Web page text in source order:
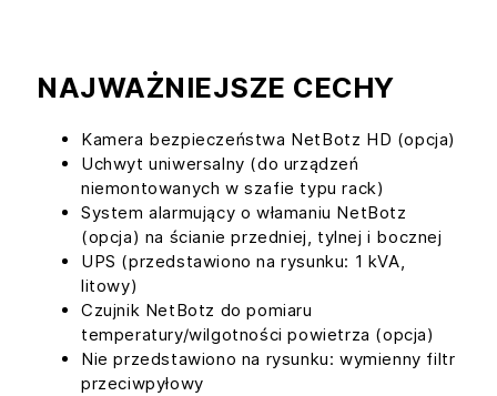
NAJWAŻNIEJSZE CECHY
Kamera bezpieczeństwa NetBotz HD (opcja)
Uchwyt uniwersalny (do urządzeń
niemontowanych w szafie typu rack)
System alarmujący o włamaniu NetBotz
(opcja) na ścianie przedniej, tylnej i bocznej
UPS (przedstawiono na rysunku: 1 kVA,
litowy)
Czujnik NetBotz do pomiaru
temperatury/wilgotności powietrza (opcja)
Nie przedstawiono na rysunku: wymienny filtr
przeciwpyłowy